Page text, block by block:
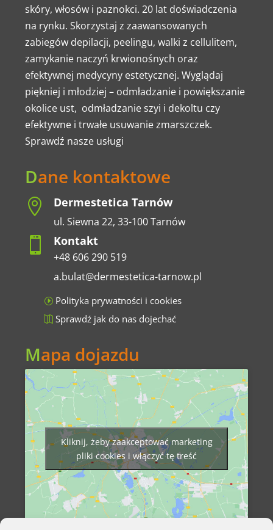
skóry, włosów i paznokci. 20 lat doświadczenia
na rynku. Skorzystaj z zaawansowanych
zabiegów depilacji, peelingu, walki z cellulitem,
zamykanie naczyń krwionośnych oraz
efektywnej medycyny estetycznej. Wyglądaj
piękniej i młodziej – odmładzanie i powiększanie
okolice ust, odmładzanie szyi i dekoltu czy
efektywne i trwałe usuwanie zmarszczek.
Sprawdź nasze usługi
Dane kontaktowe
 Dermestetica Tarnów
ul. Siewna 22, 33-100 Tarnów
 Kontakt
+48 606 290 519
a.bulat@dermestetica-tarnow.pl
Polityka prywatności i cookies
Sprawdź jak do nas dojechać
Mapa dojazdu
Kliknij, żeby zaakceptować marketing
pliki cookies i włączyć tę treść